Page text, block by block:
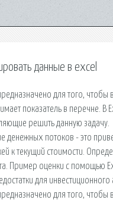
данные в excel
для того, чтобы
показатель в перечне. В
решить данную задачу.
денежных потоков - это
к текущий стоимости.
Пример оценки с помощью
для инвестиционного
для того, чтобы